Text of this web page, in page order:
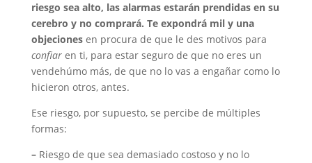
riesgo sea alto, las alarmas estarán prendidas en su
cerebro y no comprará. Te expondrá mil y una
objecionesen procura de que le des motivos para
confiaren ti, para estar seguro de que no eres un
vendehúmo más, de que no lo vas a engañar como lo
hicieron otros, antes.
Ese riesgo, por supuesto, se percibe de múltiples
formas:
–Riesgo de que sea demasiado costoso y no lo